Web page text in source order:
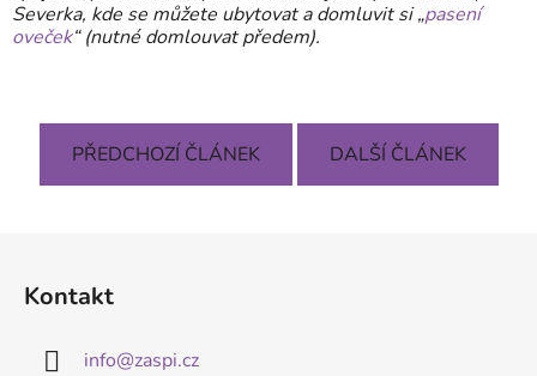
Severka, kde se můžete ubytovat a domluvit si „pasení
oveček“ (nutné domlouvat předem).
PŘEDCHOZÍ ČLÁNEK DALŠÍ ČLÁNEK
Kontakt
info@zaspi.cz